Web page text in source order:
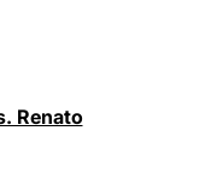
Renato